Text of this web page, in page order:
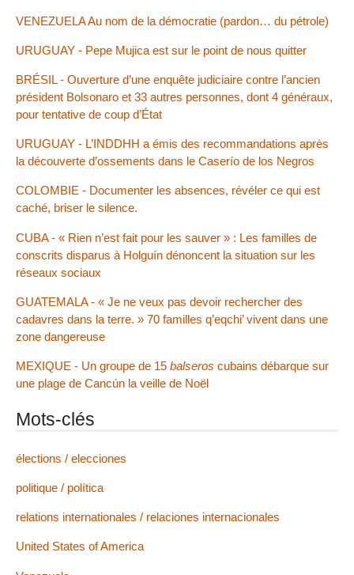
VENEZUELA Au nom de la démocratie (pardon… du pétrole)
URUGUAY - Pepe Mujica est sur le point de nous quitter
BRÉSIL - Ouverture d’une enquête judiciaire contre l’ancien
président Bolsonaro et 33 autres personnes, dont 4 généraux,
pour tentative de coup d’État
URUGUAY - L’INDDHH a émis des recommandations après
la découverte d’ossements dans le Caserío de los Negros
COLOMBIE - Documenter les absences, révéler ce qui est
caché, briser le silence.
CUBA - « Rien n’est fait pour les sauver » : Les familles de
conscrits disparus à Holguín dénoncent la situation sur les
réseaux sociaux
GUATEMALA - « Je ne veux pas devoir rechercher des
cadavres dans la terre. » 70 familles q’eqchi’ vivent dans une
zone dangereuse
MEXIQUE - Un groupe de 15 balseros cubains débarque sur
une plage de Cancún la veille de Noël
Mots-clés
élections / elecciones
politique / política
relations internationales / relaciones internacionales
United States of America